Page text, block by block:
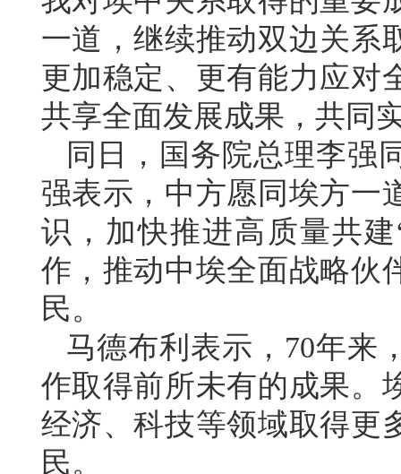
一道，继续推动双边关系
更加稳定、更有能力应对
共享全面发展成果，共同
同日，国务院总理李强
强表示，中方愿同埃方一
识，加快推进高质量共
作，推动中埃全面战略伙
民。
马德布利表示，70年来
作取得前所未有的成果。
经济、科技等领域取得更
民。